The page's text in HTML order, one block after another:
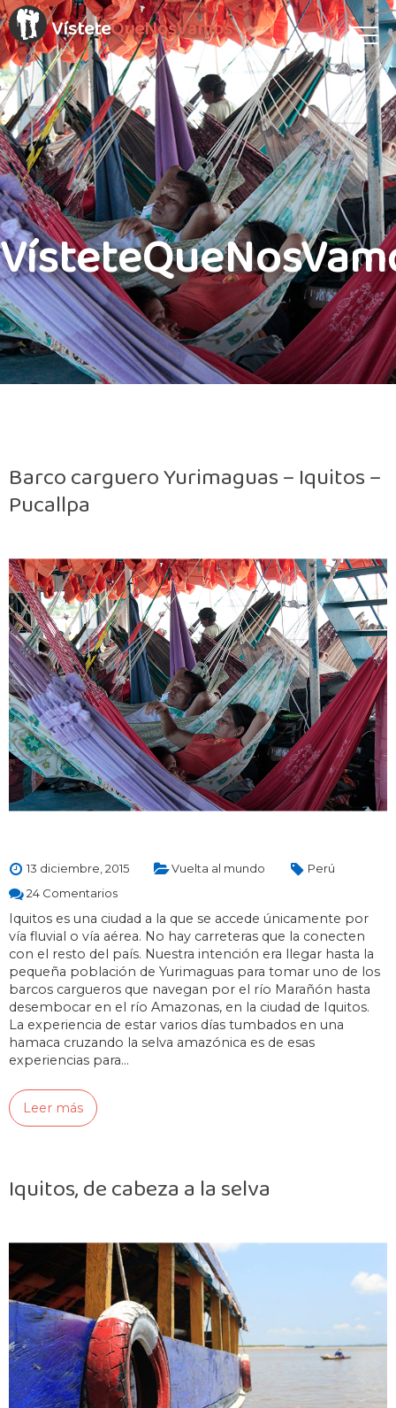
VísteteQueNosVamos
Barco carguero Yurimaguas – Iquitos –
Pucallpa
13 diciembre, 2015 Vuelta al mundo
Perú
24 Comentarios
Iquitos es una ciudad a la que se accede únicamente por
vía fluvial o vía aérea. No hay carreteras que la conecten
con el resto del país. Nuestra intención era llegar hasta la
pequeña población de Yurimaguas para tomar uno de los
barcos cargueros que navegan por el río Marañón hasta
desembocar en el río Amazonas, en la ciudad de Iquitos.
La experiencia de estar varios días tumbados en una
hamaca cruzando la selva amazónica es de esas
experiencias para…
Leer más
Iquitos, de cabeza a la selva